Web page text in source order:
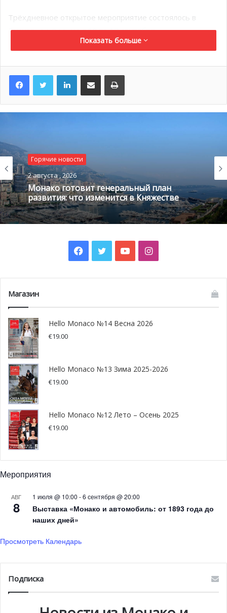
Трёхдневное открытое мероприятие состоялось в
Гримальди Форумес 10 по 12 сентября.
Официальный визит на форум князя Альбера II © EVER Monaco 2020
«История нашего мероприятия, которое состоялось уже
Monaco играет роль первопроходца, предоставляя
посетителям возможность разделить приверженность
В четверг утром состоялся
княжества.
основную информацию о наиболее важных новых
Показать больше
LinkedInПоделиться по электронной почте Распечатать
Горячие новости
2 августа , 2026
Монако готовит генеральный план
развития: что изменится в Княжестве
Facebook
TwitterYouTubeInstagram
Магазин
Hello Monaco №14 Весна 2026
€19.00
Hello Monaco №13 Зима 2025-2026
€19.00
Hello Monaco №12 Лето – Осень 2025
€19.00
Мероприятия
АВГ
8
1 июля @ 10:00 -6 сентября @ 20:00
Выставка «Монако и автомобиль: от 1893 года до
наших дней»
Просмотреть Календарь
Подписка